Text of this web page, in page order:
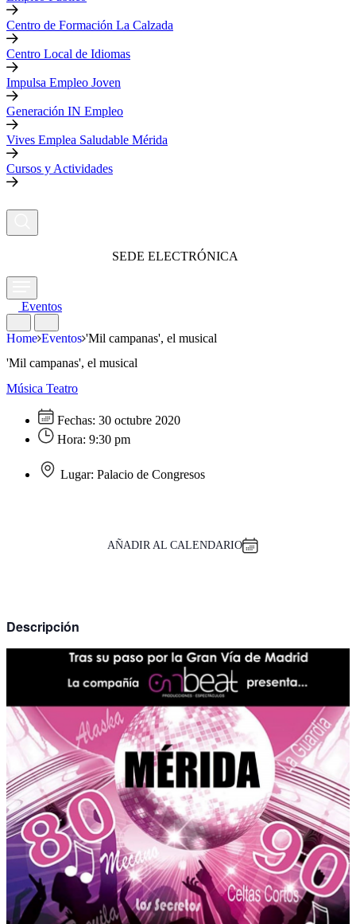
Centro de Formación La Calzada
Centro Local de Idiomas
Impulsa Empleo Joven
Generación IN Empleo
Vives Emplea Saludable Mérida
Cursos y Actividades
SEDE ELECTRÓNICA
Eventos
Home Eventos 'Mil campanas', el musical
'Mil campanas', el musical
Música Teatro
Fechas: 30 octubre 2020
Hora: 9:30 pm
Lugar: Palacio de Congresos
AÑADIR AL CALENDARIO
Descripción